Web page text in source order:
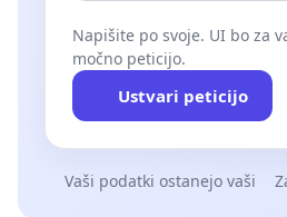
Napišite po svoje. UI bo za
močno peticijo.
Ustvari peticijo
Vaši podatki ostanejo vaši